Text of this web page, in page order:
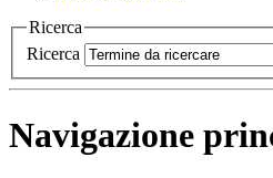
Ricerca
Ricerca
Navigazione